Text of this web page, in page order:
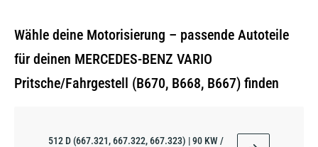
Wähle deine Motorisierung – passende Autoteile
für deinen MERCEDES-BENZ VARIO
Pritsche/Fahrgestell (B670, B668, B667) finden
512 D (667.321, 667.322, 667.323) | 90 KW /